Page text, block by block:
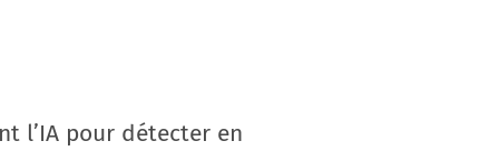
l’IA pour détecter en